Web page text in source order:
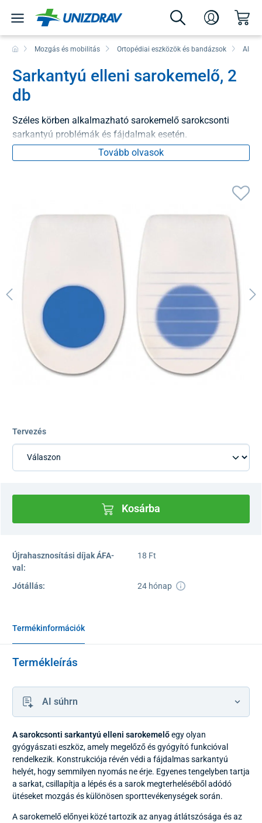
Mozgás és mobilitás Ortopédiai eszközök és bandázsok Alsó
Sarkantyú elleni sarokemelő, 2
db
Széles körben alkalmazható sarokemelő sarokcsonti
sarkantyú problémák és fájdalmak esetén.
Tovább olvasok
Tervezés
Kosárba
Újrahasznosítási díjak ÁFA-
val:
18 Ft
Jótállás: 24 hónap
Termékinformációk
Termékleírás
AI súhrn
A sarokcsonti sarkantyú elleni sarokemelőegy olyan
gyógyászati eszköz, amely megelőző és gyógyító funkcióval
rendelkezik. Konstrukciója révén védi a fájdalmas sarkantyú
helyét, hogy semmilyen nyomás ne érje. Egyenes tengelyben tartja
a sarkat, csillapítja a lépés és a sarok megterheléséből adódó
ütéseket mozgás és különösen sporttevékenységek során.
A sarokemelő előnyei közé tartozik az anyag átlátszósága és az